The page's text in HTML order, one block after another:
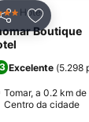
Partilhar
Hotel
Boutique
Excelente (5.298
Tomar, a 0.2 km de
Centro da cidade